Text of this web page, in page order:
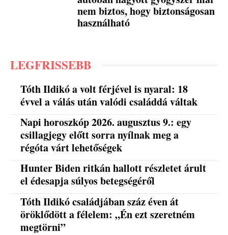
nem biztos, hogy biztonságosan
használható
LEGFRISSEBB
Tóth Ildikó a volt férjével is nyaral: 18
évvel a válás után valódi családdá váltak
Napi horoszkóp 2026. augusztus 9.: egy
csillagjegy előtt sorra nyílnak meg a
régóta várt lehetőségek
Hunter Biden ritkán hallott részletet árult
el édesapja súlyos betegségéről
Tóth Ildikó családjában száz éven át
öröklődött a félelem: „Én ezt szeretném
megtörni”